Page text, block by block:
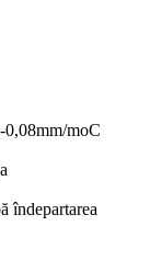
0,08mm/moC
îndepartarea